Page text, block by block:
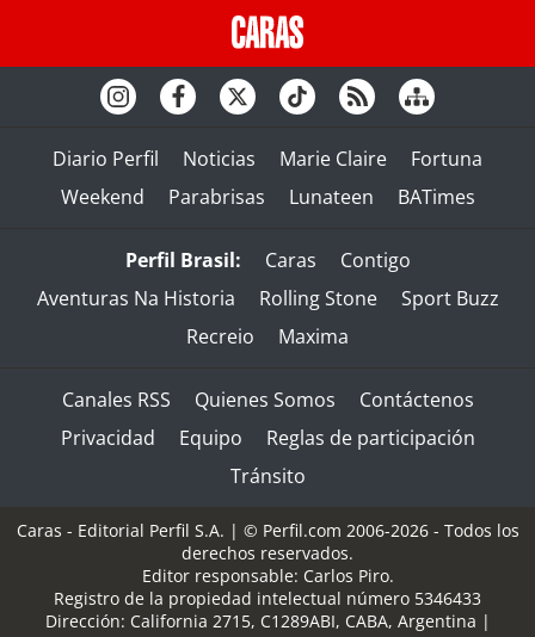
Diario Perfil Noticias Marie Claire
Fortuna
Weekend
Parabrisas Lunateen BATimes
Perfil Brasil: Caras
Contigo
Aventuras Na Historia
Rolling Stone
Sport Buzz
Recreio
Maxima
Canales RSS Quienes Somos
Contáctenos
Privacidad
Equipo
Reglas de participación
Tránsito
Caras - Editorial Perfil S.A. | © Perfil.com 2006-2026 - Todos los
derechos reservados.
Editor responsable: Carlos Piro.
Registro de la propiedad intelectual número 5346433
Dirección: California 2715, C1289ABI, CABA, Argentina |